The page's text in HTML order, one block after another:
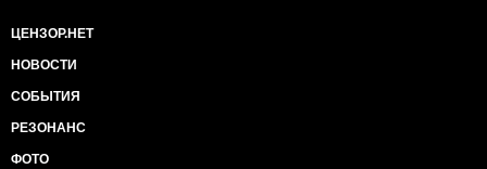
ЦЕНЗОР.НЕТ
НОВОСТИ
СОБЫТИЯ
РЕЗОНАНС
ФОТО